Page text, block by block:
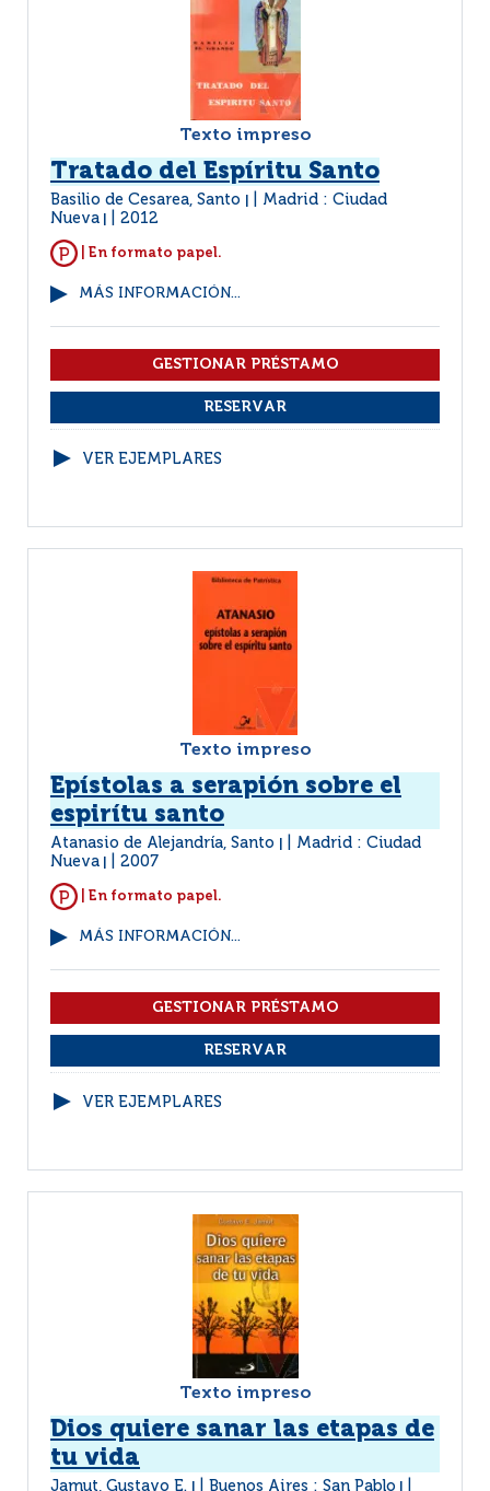
Texto impreso
Tratado del Espíritu Santo
Basilio de Cesarea, Santo
Madrid : Ciudad
Nueva
2012
| En formato papel.
MÁS INFORMACIÓN...
VER EJEMPLARES
Texto impreso
Epístolas a serapión sobre el
espirítu santo
Atanasio de Alejandría, Santo
Madrid : Ciudad
Nueva
2007
| En formato papel.
MÁS INFORMACIÓN...
VER EJEMPLARES
Texto impreso
Dios quiere sanar las etapas de
tu vida
Jamut, Gustavo E. Buenos Aires : San Pablo